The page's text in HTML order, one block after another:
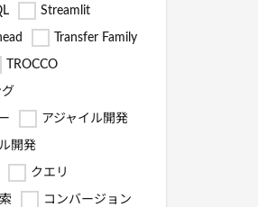
Streamlit
Transfer Family
TROCCO
アジャイル開発
開発
クエリ
コンバージョン